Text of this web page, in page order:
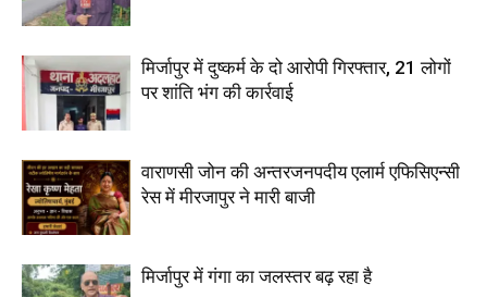
मिर्जापुर में दुष्कर्म के दो आरोपी गिरफ्तार, 21 लोगों
पर शांति भंग की कार्रवाई
वाराणसी जोन की अन्तरजनपदीय एलार्म एफिसिएन्सी
रेस में मीरजापुर ने मारी बाजी
मिर्जापुर में गंगा का जलस्तर बढ़ रहा है